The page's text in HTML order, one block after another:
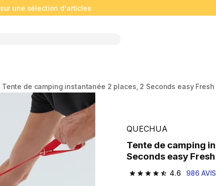
sur une sélection d'articles
Tente de camping instantanée 2 places, 2 Seconds easy Fresh
QUECHUA
Tente de camping instantanée 2 places, 2
Seconds easy
4.6
4.6 out of 5 stars from
986 AVIS